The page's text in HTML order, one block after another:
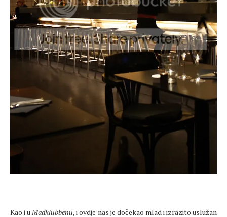
Kao i u Madklubbenu, i ovdje nas je dočekao mlad i izrazito uslužan